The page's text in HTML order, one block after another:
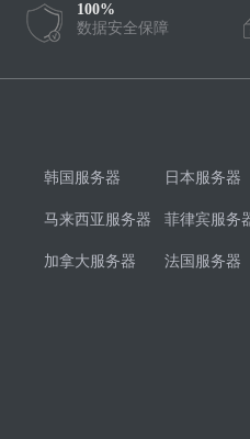
100%
数据安全保障
韩国服务器 日本服务器
马来西亚服务器 菲律宾服务
加拿大服务器 法国服务器